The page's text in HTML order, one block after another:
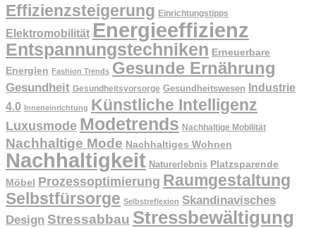
Effizienzsteigerung Einrichtungstipps
Elektromobilität Energieeffizienz
Entspannungstechniken Erneuerbare
Energien Fashion Trends Gesunde Ernährung
Gesundheit Gesundheitsvorsorge Gesundheitswesen Industrie
4.0 Inneneinrichtung Künstliche Intelligenz
Luxusmode Modetrends Nachhaltige Mobilität
Nachhaltige Mode Nachhaltiges Wohnen
Nachhaltigkeit Naturerlebnis Platzsparende
Möbel Prozessoptimierung Raumgestaltung
Selbstfürsorge Selbstreflexion Skandinavisches
Design Stressabbau Stressbewältigung